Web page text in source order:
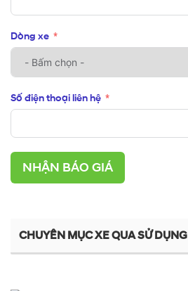
Dòng xe
Số điện thoại liên hệ
NHẬN BÁO GIÁ
CHUYÊN MỤC XE QUA SỬ DỤNG